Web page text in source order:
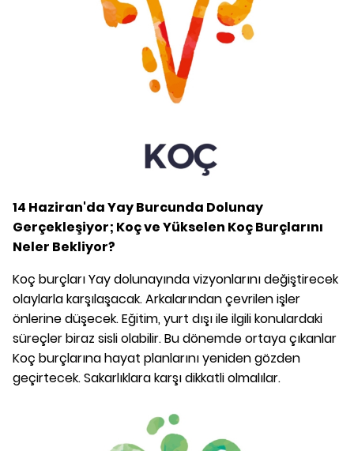
14 Haziran'da Yay Burcunda Dolunay
Gerçekleşiyor; Koç ve Yükselen Koç Burçlarını
Neler Bekliyor?
Koç burçları Yay dolunayında vizyonlarını değiştirecek
olaylarla karşılaşacak. Arkalarından çevrilen işler
önlerine düşecek. Eğitim, yurt dışı ile ilgili konulardaki
süreçler biraz sisli olabilir. Bu dönemde ortaya çıkanlar
Koç burçlarına hayat planlarını yeniden gözden
geçirtecek. Sakarlıklara karşı dikkatli olmalılar.